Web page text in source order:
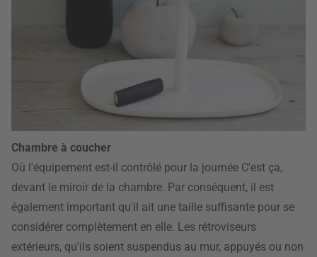
Chambre à coucher
Où l'équipement est-il contrôlé pour la journée C'est ça,
devant le miroir de la chambre. Par conséquent, il est
également important qu'il ait une taille suffisante pour se
considérer complètement en elle. Les rétroviseurs
extérieurs, qu'ils soient suspendus au mur, appuyés ou non